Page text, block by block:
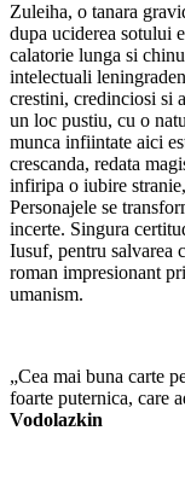
Zuleiha, o tanara
dupa uciderea sotului
calatorie lunga si
intelectuali
crestini, credinciosi si
un loc pustiu, cu o
munca infiintate aici
crescanda, redata
infiripa o iubire
Personajele se
incerte. Singura
Iusuf, pentru salvarea
roman impresionant
umanism.
„Cea mai buna carte
foarte puternica, care
Vodolazkin